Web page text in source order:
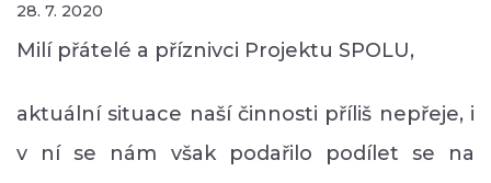
PLACES
CLIENTS
PROFESSIONALS
28. 7. 2020
Milí přátelé a příznivci Projektu SPOLU,
aktuální situace naší činnosti příliš nepřeje, i
v ní se nám však podařilo podílet se na